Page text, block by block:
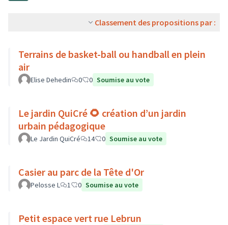
Classement des propositions par :
Terrains de basket-ball ou handball en plein
air
Elise Dehedin 0 0 Soumise au vote
Le jardin QuiCré 🌻 création d’un jardin
urbain pédagogique
Le Jardin QuiCré 14 0 Soumise au vote
Casier au parc de la Tête d'Or
Pelosse L 1 0 Soumise au vote
Petit espace vert rue Lebrun